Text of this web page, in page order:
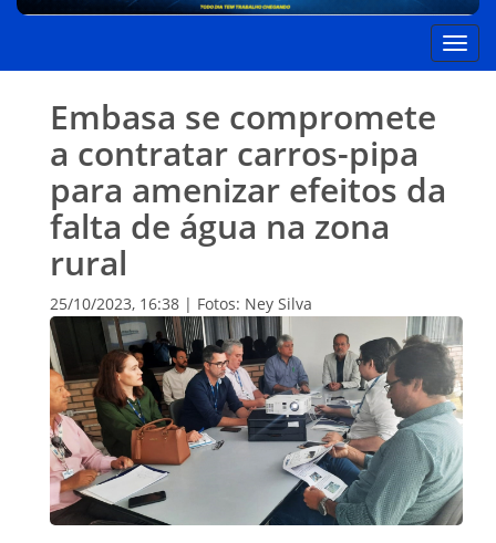
Embasa se compromete
a contratar carros-pipa
para amenizar efeitos da
falta de água na zona
rural
25/10/2023, 16:38 | Fotos: Ney Silva